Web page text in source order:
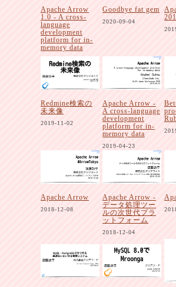
Apache Arrow
1.0 - A cross-
language
development
platform for in-
memory data
2020-10-30
Goodbye fat gem
2020-09-04
Redmine検索の
未来像
2019-11-02
Apache Arrow -
A cross-language
development
platform for in-
memory data
2019-04-23
Apache Arrow
2018-12-08
Apache Arrow -
データ処理ツー
ルの次世代プラ
ットフォーム
2018-12-04